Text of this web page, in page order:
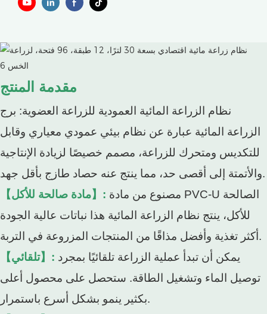
مقدمة المنتج
نظام الزراعة المائية العمودية للزراعة العضوية: برج
الزراعة المائية عبارة عن نظام بيئي عمودي معياري وقابل
للتكديس ومتحرك للزراعة، مصمم خصيصًا لزيادة الإنتاجية
والأتمتة إلى أقصى حد، مما ينتج عنه حصاد طازج بأقل جهد.
【مادة صالحة للأكل】:
للأكل، ينتج نظام الزراعة المائية هذا نباتات عالية الجودة
أكثر تغذية وأفضل مذاقًا من المنتجات المزروعة في التربة.
【تلقائي】:
توصيل الماء وتشغيل الطاقة. ستحصل على محصول أعلى
بكثير ينمو بشكل أسرع باستمرار.